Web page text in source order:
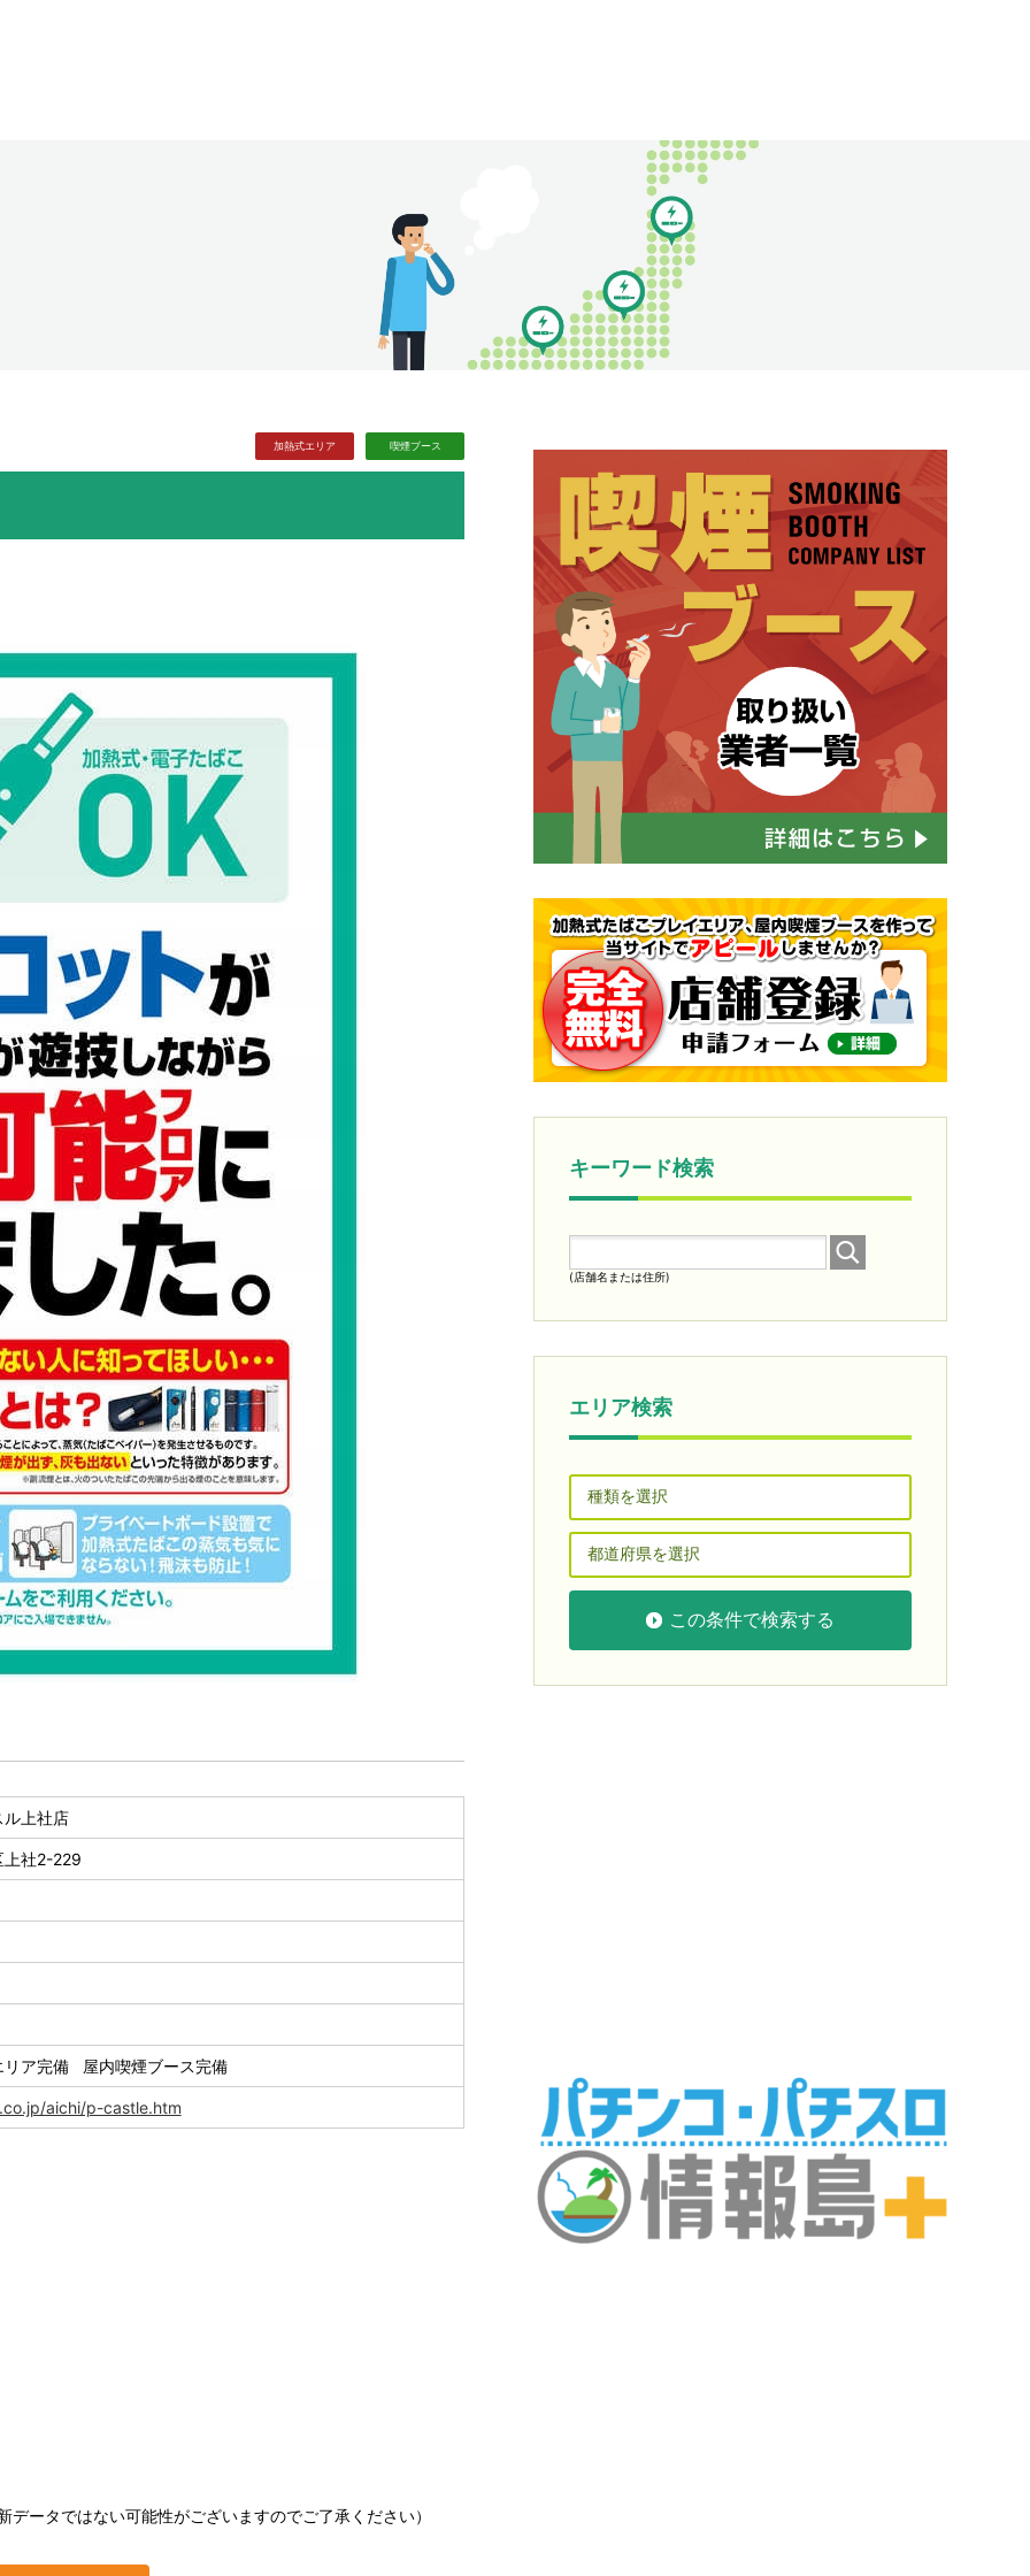
加熱式エリア 喫煙ブース
上社店
上社2-229
リア完備 屋内喫煙ブース完備
aichi/p-castle.htm
ータではない可能性がございますのでご了承ください）
キーワード検索
(店舗名または住所)
エリア検索
この条件で検索する